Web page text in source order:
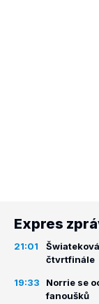
Expres
21:01
čtvrtfinále
19:33
Norrie se
fanoušků